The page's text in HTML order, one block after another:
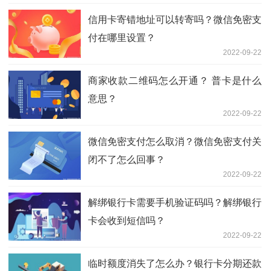
信用卡寄错地址可以转寄吗？微信免密支
付在哪里设置？
2022-09-22
商家收款二维码怎么开通？ 普卡是什么
意思？
2022-09-22
微信免密支付怎么取消？微信免密支付关
闭不了怎么回事？
2022-09-22
解绑银行卡需要手机验证码吗？解绑银行
卡会收到短信吗？
2022-09-22
临时额度消失了怎么办？银行卡分期还款